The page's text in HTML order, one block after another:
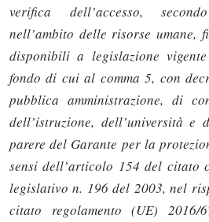
verifica dell’accesso,
nell’ambito delle risorse umane,
disponibili a legislazione
fondo di cui al comma 5, con
pubblica amministrazione, di
dell’istruzione, dell’università
parere del Garante per la
sensi dell’articolo 154 del citato
legislativo n. 196 del 2003, nel
citato regolamento (UE)